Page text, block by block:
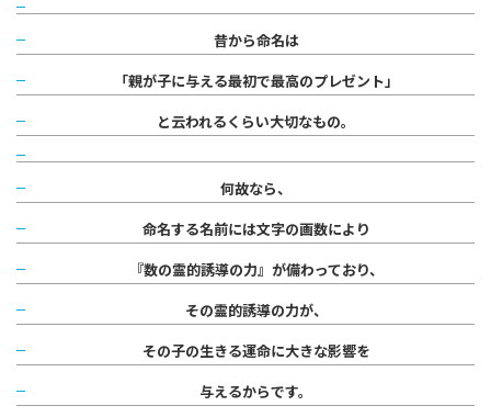
昔から命名は
「親が子に与える最初で最高のプレゼント」
と云われるくらい大切なもの。
何故なら、
命名する名前には文字の画数により
『数の霊的誘導の力』が備わっており、
その霊的誘導の力が、
その子の生きる運命に大きな影響を
与えるからです。